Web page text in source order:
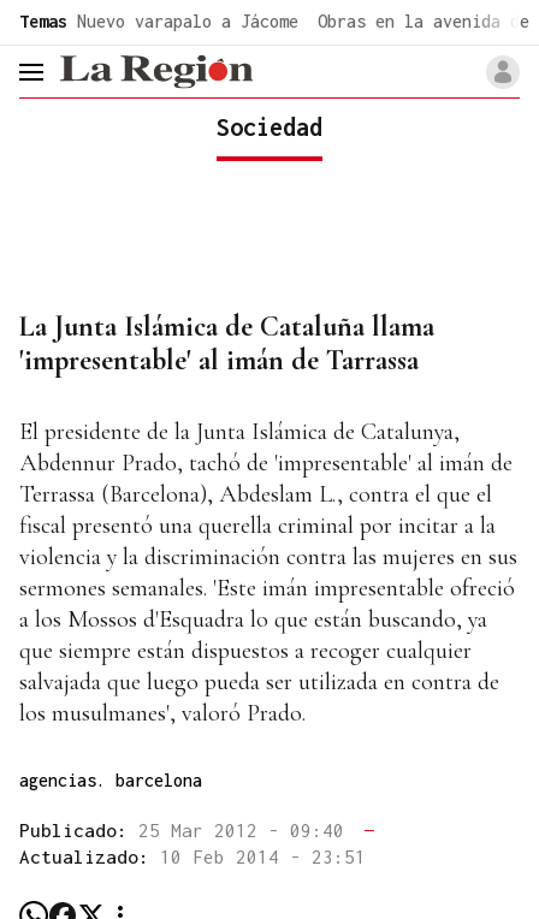
Temas Nuevo varapalo a Jácome Obras en la avenida de
header.menu.open
Sociedad
La Junta Islámica de Cataluña llama
'impresentable' al imán de Tarrassa
El presidente de la Junta Islámica de Catalunya,
Abdennur Prado, tachó de 'impresentable' al imán de
Terrassa (Barcelona), Abdeslam L., contra el que el
fiscal presentó una querella criminal por incitar a la
violencia y la discriminación contra las mujeres en sus
sermones semanales. 'Este imán impresentable ofreció
a los Mossos d'Esquadra lo que están buscando, ya
que siempre están dispuestos a recoger cualquier
salvajada que luego pueda ser utilizada en contra de
los musulmanes', valoró Prado.
agencias. barcelona
Publicado: 25 Mar 2012 - 09:40
—
Actualizado: 10 Feb 2014 - 23:51